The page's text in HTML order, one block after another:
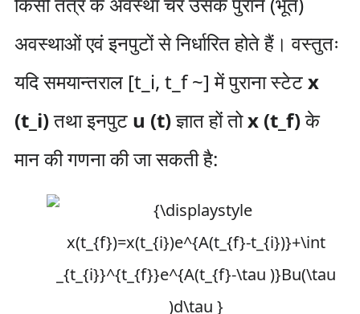
अवस्थाओं एवं इनपुटों से निर्धारित होते हैं। वस्तुतः
यदि समयान्तराल [t_i, t_f ~] में पुराना स्टेटx
(t_i)तथा इनपुट u (t)ज्ञात हों तोx (t_f)के
मान की गणना की जा सकती है: